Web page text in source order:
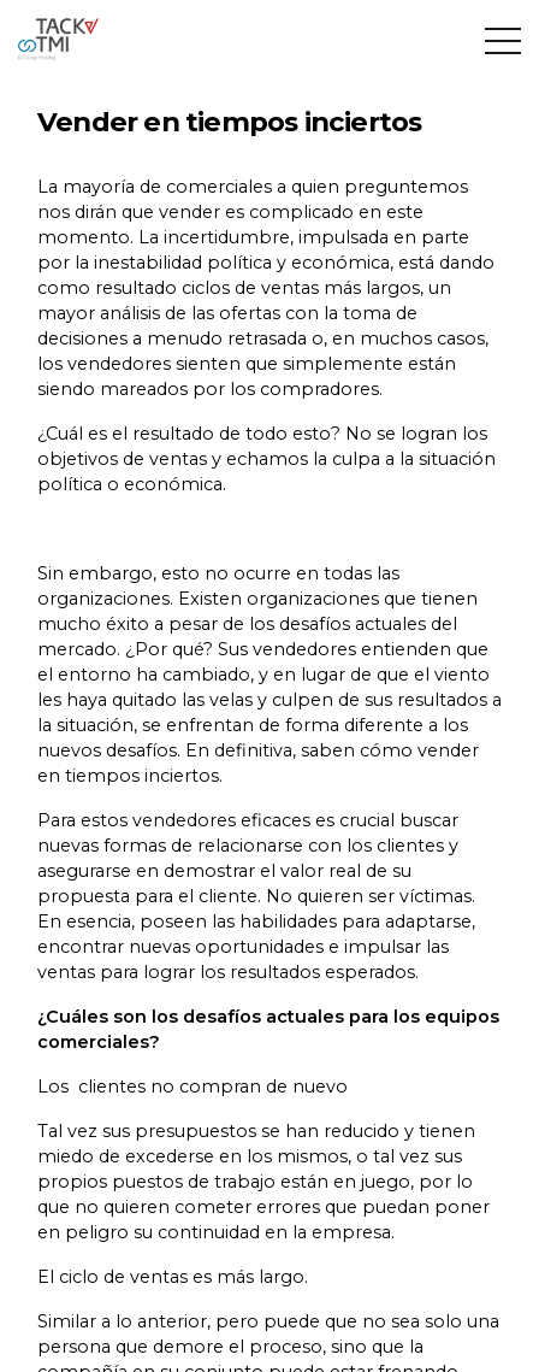
Vender en tiempos inciertos
La mayoría de comerciales a quien preguntemos
nos dirán que vender es complicado en este
momento. La incertidumbre, impulsada en parte
por la inestabilidad política y económica, está dando
como resultado ciclos de ventas más largos, un
mayor análisis de las ofertas con la toma de
decisiones a menudo retrasada o, en muchos casos,
los vendedores sienten que simplemente están
siendo mareados por los compradores.
¿Cuál es el resultado de todo esto? No se logran los
objetivos de ventas y echamos la culpa a la situación
política o económica.
Sin embargo, esto no ocurre en todas las
organizaciones. Existen organizaciones que tienen
mucho éxito a pesar de los desafíos actuales del
mercado. ¿Por qué? Sus vendedores entienden que
el entorno ha cambiado, y en lugar de que el viento
les haya quitado las velas y culpen de sus resultados a
la situación, se enfrentan de forma diferente a los
nuevos desafíos. En definitiva, saben cómo vender
en tiempos inciertos.
Para estos vendedores eficaces es crucial buscar
nuevas formas de relacionarse con los clientes y
asegurarse en demostrar el valor real de su
propuesta para el cliente. No quieren ser víctimas.
En esencia, poseen las habilidades para adaptarse,
encontrar nuevas oportunidades e impulsar las
ventas para lograr los resultados esperados.
¿Cuáles son los desafíos actuales para los equipos
comerciales?
Los clientes no compran de nuevo
Tal vez sus presupuestos se han reducido y tienen
miedo de excederse en los mismos, o tal vez sus
propios puestos de trabajo están en juego, por lo
que no quieren cometer errores que puedan poner
en peligro su continuidad en la empresa.
El ciclo de ventas es más largo.
Similar a lo anterior, pero puede que no sea solo una
persona que demore el proceso, sino que la